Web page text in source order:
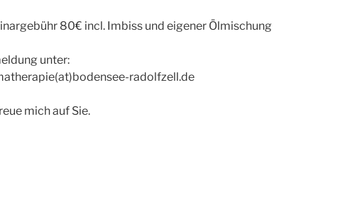
80€ incl. Imbiss und eigener Ölmischung
unter:
radolfzell.de
mich auf Sie.